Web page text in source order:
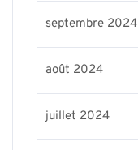
septembre 2024
août 2024
juillet 2024